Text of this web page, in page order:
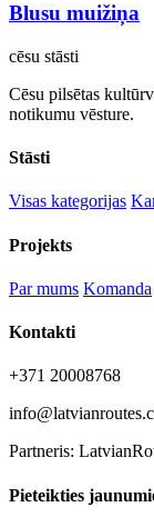
Blusu muižiņa
cēsu stāsti
Cēsu pilsētas
notikumu vēsture.
Stāsti
Visas kategorijas
Projekts
Par mums Komanda
Kontakti
+371 20008768
Partneris:
Pieteikties